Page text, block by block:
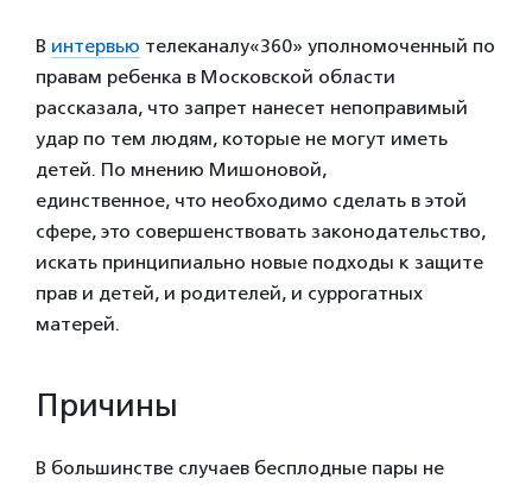
В интервью телеканалу«360» уполномоченный по
правам ребенка в Московской области
рассказала, что запрет нанесет непоправимый
удар по тем людям, которые не могут иметь
детей. По мнению Мишоновой,
единственное, что необходимо сделать в этой
сфере, это совершенствовать законодательство,
искать принципиально новые подходы к защите
прав и детей, и родителей, и суррогатных
матерей.
Причины
В большинстве случаев бесплодные пары не